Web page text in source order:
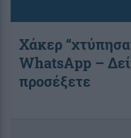
Χάκερ
WhatsApp –
προσέξετε